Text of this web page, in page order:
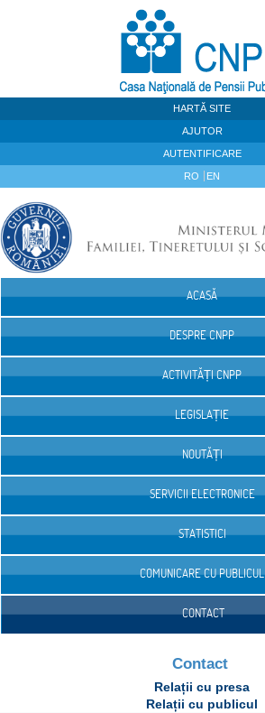
HARTĂ SITE
AJUTOR
AUTENTIFICARE
RO EN
ACASĂ
DESPRE CNPP
ACTIVITĂȚI CNPP
LEGISLAȚIE
NOUTĂȚI
SERVICII ELECTRONICE
STATISTICI
COMUNICARE CU PUBLICUL
CONTACT
Contact
Relații cu presa
Relații cu publicul